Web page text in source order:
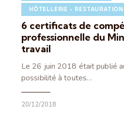
HÔTELLERIE - RESTAURATION
6 certificats de
professionnelle du
travail
Le 26 juin 2018 était publié
possibilité à toutes…
20/12/2018